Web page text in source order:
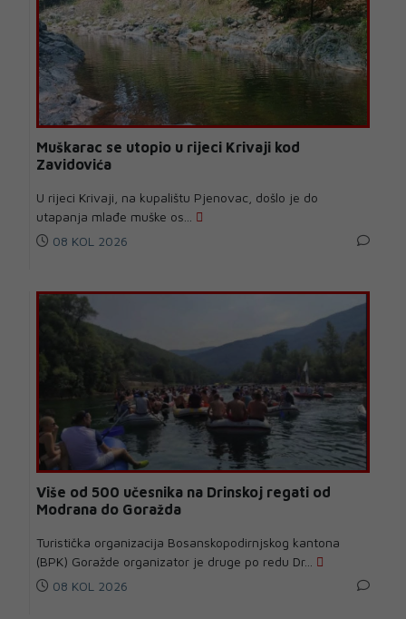
Muškarac se utopio u rijeci Krivaji kod
Zavidovića
U rijeci Krivaji, na kupalištu Pjenovac, došlo je do
utapanja mlađe muške os...
08 KOL 2026
Više od 500 učesnika na Drinskoj regati od
Modrana do Goražda
Turistička organizacija Bosanskopodirnjskog kantona
(BPK) Goražde organizator je druge po redu Dr...
08 KOL 2026